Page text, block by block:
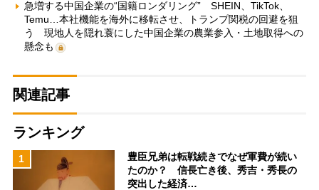
急増する中国企業の“国籍ロンダリング” SHEIN、TikTok、
Temu…本社機能を海外に移転させ、トランプ関税の回避を狙
う 現地人を隠れ蓑にした中国企業の農業参入・土地取得への
懸念も
関連記事
ランキング
1
豊臣兄弟は転戦続きでなぜ軍費が続い
たのか？ 信長亡き後、秀吉・秀長の
突出した経済…